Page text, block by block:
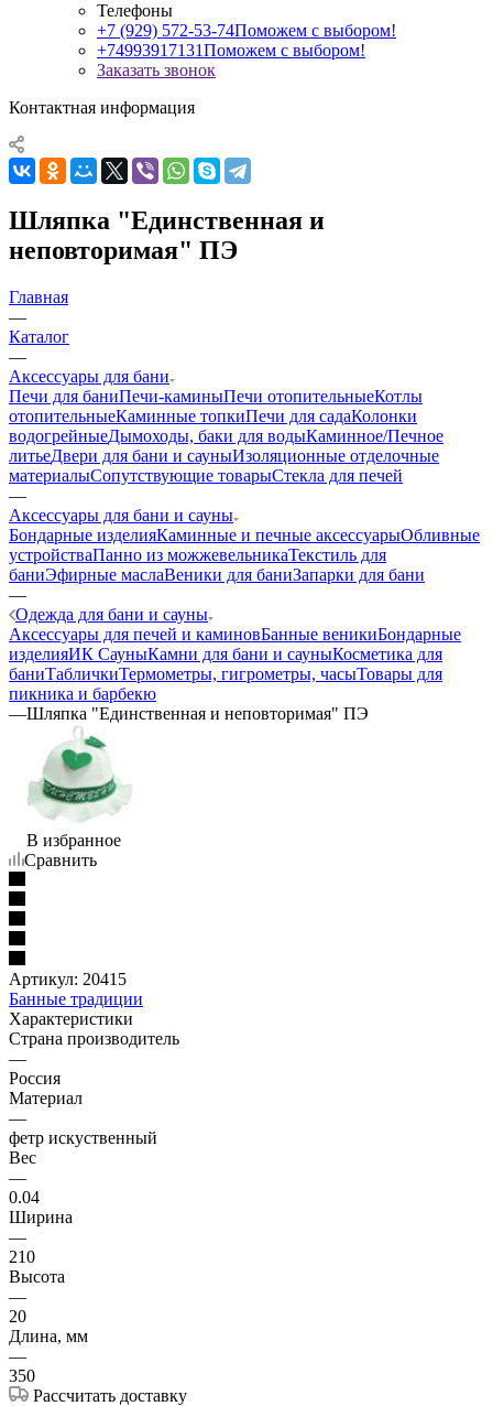
Телефоны
+7 (929) 572-53-74Поможем с выбором!
+74993917131Поможем с выбором!
Заказать звонок
Контактная информация
Шляпка "Единственная и
неповторимая" ПЭ
Главная
—
Каталог
—
Аксессуары для бани
Печи для баниПечи-каминыПечи отопительныеКотлы
отопительныеКаминные топкиПечи для садаКолонки
водогрейныеДымоходы, баки для водыКаминное/Печное
литьеДвери для бани и сауныИзоляционные отделочные
материалыСопутствующие товарыСтекла для печей
—
Аксессуары для бани и сауны
Бондарные изделияКаминные и печные аксессуарыОбливные
устройстваПанно из можжевельникаТекстиль для
баниЭфирные маслаВеники для баниЗапарки для бани
—
Одежда для бани и сауны
Аксессуары для печей и каминовБанные веникиБондарные
изделияИК СауныКамни для бани и сауныКосметика для
баниТабличкиТермометры, гигрометры, часыТовары для
пикника и барбекю
—Шляпка "Единственная и неповторимая" ПЭ
В избранное
Сравнить
Артикул: 20415
Банные традиции
Характеристики
Страна производитель
—
Россия
Материал
—
фетр искуственный
Вес
—
0.04
Ширина
—
210
Высота
—
20
Длина, мм
—
350
Рассчитать доставку